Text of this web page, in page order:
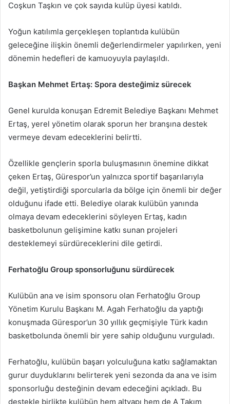
Coşkun Taşkın ve çok sayıda kulüp üyesi katıldı.
Yoğun katılımla gerçekleşen toplantıda kulübün
geleceğine ilişkin önemli değerlendirmeler yapılırken, yeni
dönemin hedefleri de kamuoyuyla paylaşıldı.
Başkan Mehmet Ertaş: Spora desteğimiz sürecek
Genel kurulda konuşan Edremit Belediye Başkanı Mehmet
Ertaş, yerel yönetim olarak sporun her branşına destek
vermeye devam edeceklerini belirtti.
Özellikle gençlerin sporla buluşmasının önemine dikkat
çeken Ertaş, Gürespor’un yalnızca sportif başarılarıyla
değil, yetiştirdiği sporcularla da bölge için önemli bir değer
olduğunu ifade etti. Belediye olarak kulübün yanında
olmaya devam edeceklerini söyleyen Ertaş, kadın
basketbolunun gelişimine katkı sunan projeleri
desteklemeyi sürdüreceklerini dile getirdi.
Ferhatoğlu Group sponsorluğunu sürdürecek
Kulübün ana ve isim sponsoru olan Ferhatoğlu Group
Yönetim Kurulu Başkanı M. Agah Ferhatoğlu da yaptığı
konuşmada Gürespor’un 30 yıllık geçmişiyle Türk kadın
basketbolunda önemli bir yere sahip olduğunu vurguladı.
Ferhatoğlu, kulübün başarı yolculuğuna katkı sağlamaktan
gurur duyduklarını belirterek yeni sezonda da ana ve isim
sponsorluğu desteğinin devam edeceğini açıkladı. Bu
destekle birlikte kulübün hem altyapı hem de A Takım